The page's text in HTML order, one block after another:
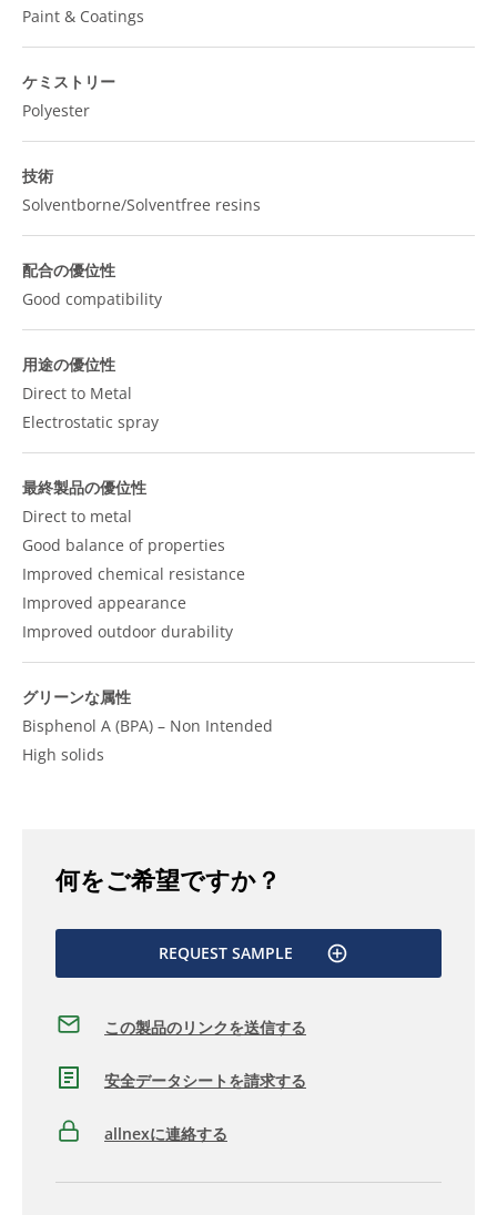
Paint & Coatings
ケミストリー
Polyester
技術
Solventborne/Solventfree resins
配合の優位性
Good compatibility
用途の優位性
Direct to Metal
Electrostatic spray
最終製品の優位性
Direct to metal
Good balance of properties
Improved chemical resistance
Improved appearance
Improved outdoor durability
グリーンな属性
Bisphenol A (BPA) – Non Intended
High solids
何をご希望ですか？
REQUEST SAMPLE
この製品のリンクを送信する
安全データシートを請求する
allnexに連絡する